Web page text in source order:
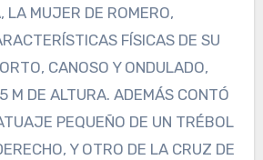
LA MUJER DE ROMERO,
FÍSICAS DE SU
CANOSO Y ONDULADO,
M DE ALTURA. ADEMÁS CONTÓ
PEQUEÑO DE UN TRÉBOL
Y OTRO DE LA CRUZ DE